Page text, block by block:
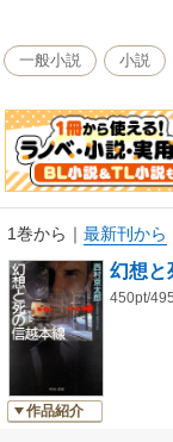
れた。十一年前の亡
一般小説 小説
1巻から ｜ 最新刊から
作品紹介
幻想と
450pt/